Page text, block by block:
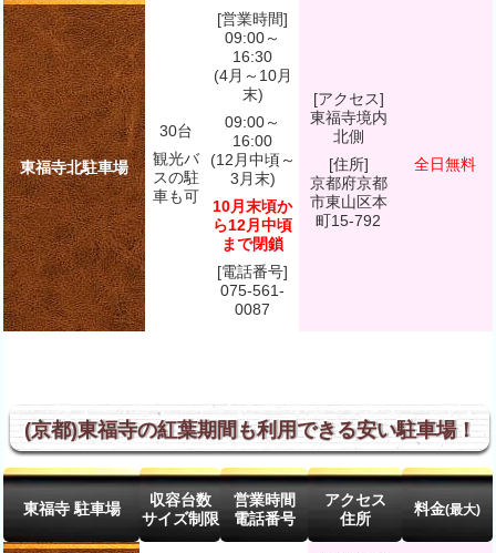
東福寺北駐車場
30台
観光バ
スの駐
車も可
[営業時間]
09:00～
16:30
(4月～10月
末)
09:00～
16:00
(12月中頃～
3月末)
10月末頃か
ら12月中頃
まで閉鎖
[電話番号]
075-561-
0087
[アクセス]
東福寺境内
北側
[住所]
京都府京都
市東山区本
町15-792
全日無料
(京都)東福寺の紅葉期間も利用できる安い駐車場！
東福寺 駐車場
収容台数
サイズ制限
営業時間
電話番号
アクセス
住所
料金(最大)